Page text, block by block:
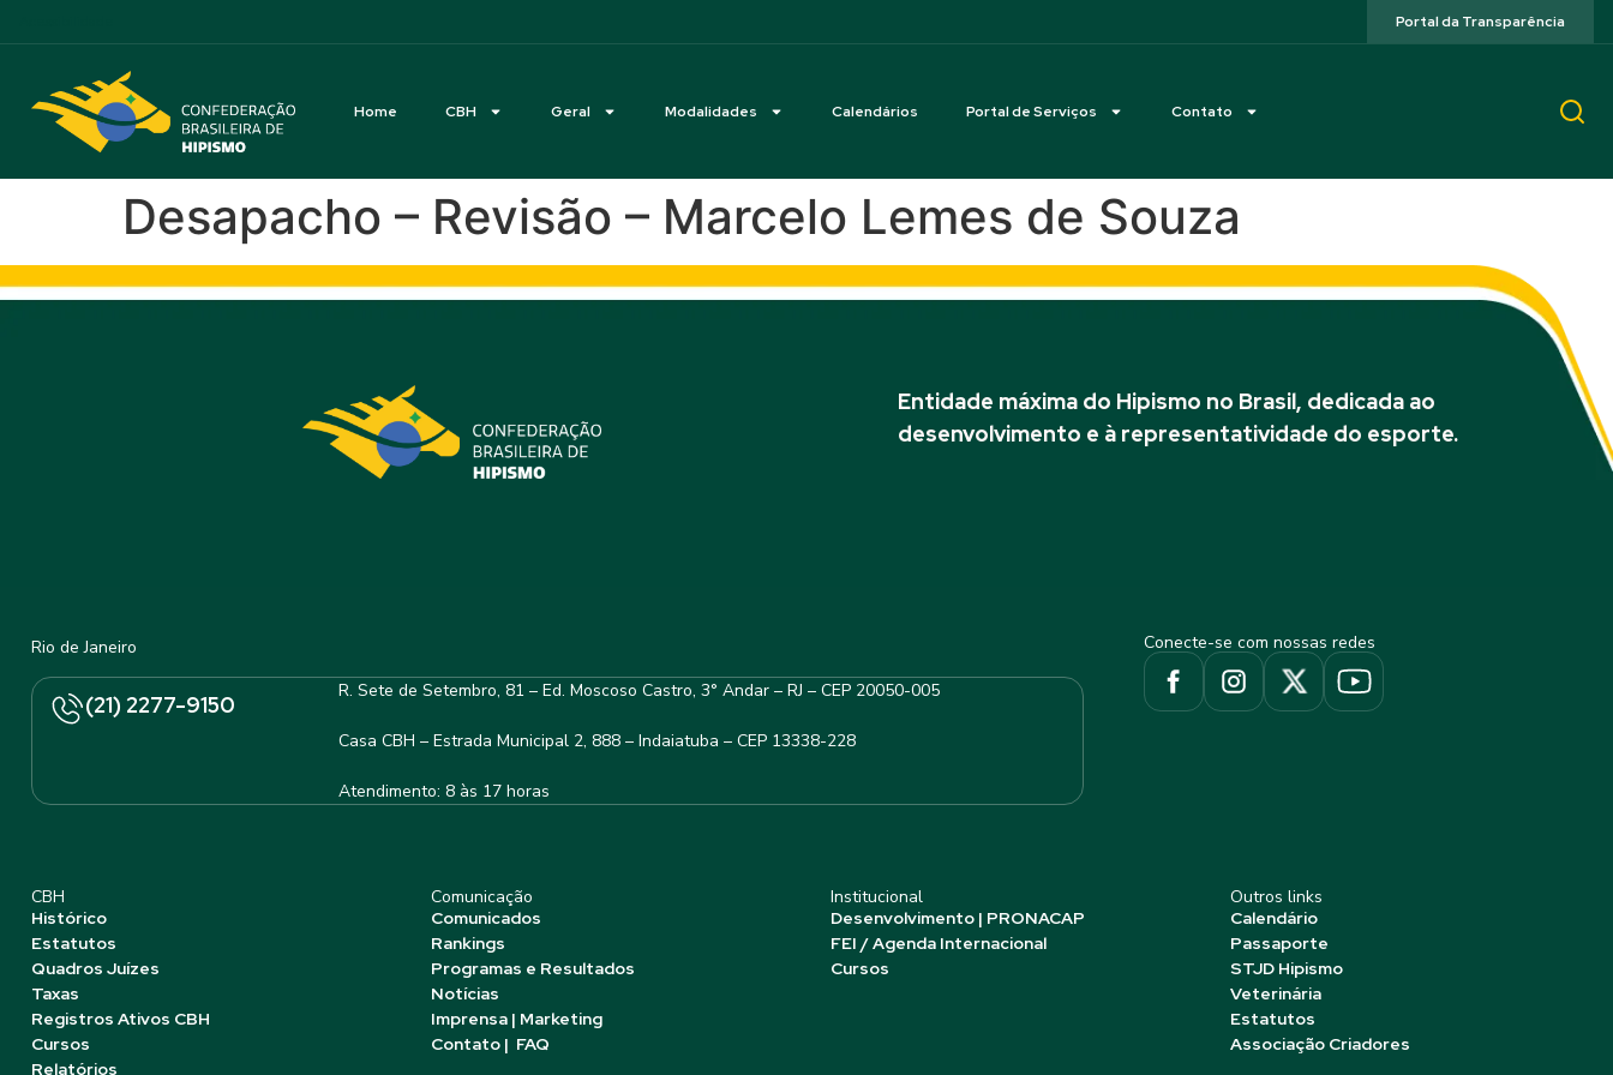
Portal da Transparência
Home CBH Geral Modalidades Calendários Portal de Serviços Contato
Desapacho – Revisão – Marcelo Lemes de Souza
Entidade máxima do Hipismo no Brasil, dedicada ao
desenvolvimento e à representatividade do esporte.
Rio de Janeiro
(21) 2277-9150
R. Sete de Setembro, 81 – Ed. Moscoso Castro, 3° Andar – RJ – CEP 20050-005
Casa CBH – Estrada Municipal 2, 888 – Indaiatuba – CEP 13338-228
Atendimento: 8 às 17 horas
Conecte-se com nossas redes
CBH
Histórico
Estatutos
Quadros Juízes
Taxas
Registros Ativos CBH
Cursos
Relatórios
Comunicação
Comunicados
Rankings
Programas e Resultados
Notícias
Imprensa | Marketing
Contato | FAQ
Institucional
Desenvolvimento | PRONACAP
FEI / Agenda Internacional
Cursos
Outros links
Calendário
Passaporte
STJD Hipismo
Veterinária
Estatutos
Associação Criadores